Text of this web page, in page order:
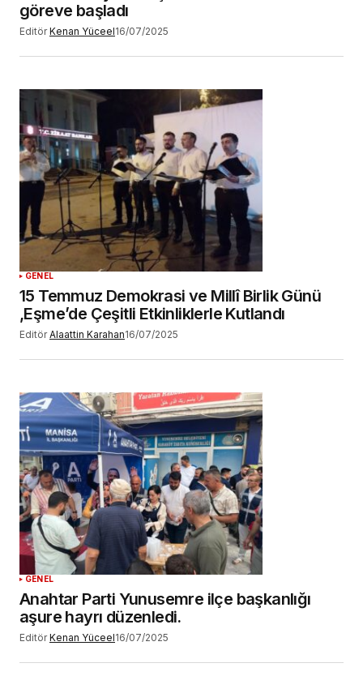
göreve başladı
Editör Kenan Yüceel16/07/2025
GENEL
15 Temmuz Demokrasi ve Millî Birlik Günü
,Eşme’de Çeşitli Etkinliklerle Kutlandı
Editör Alaattin Karahan16/07/2025
GENEL
Anahtar Parti Yunusemre ilçe başkanlığı
aşure hayrı düzenledi.
Editör Kenan Yüceel16/07/2025